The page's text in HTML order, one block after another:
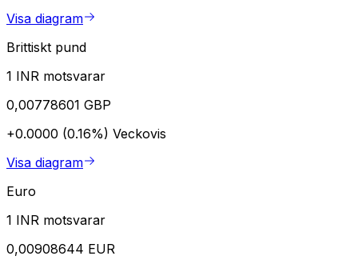
Visa diagram
Brittiskt pund
1 INR motsvarar
0,00778601 GBP
+0.0000 (0.16%) Veckovis
Visa diagram
Euro
1 INR motsvarar
0,00908644 EUR